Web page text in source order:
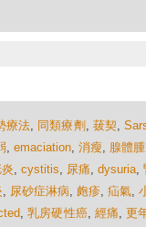
療法, 同類療劑 , 菝契,
, emaciation, 消瘦, 腺體
, cystitis, 尿痛,dysuria,
, 尿砂症淋病, 皰疹,疝氣,
,乳房硬性癌, 經痛,更